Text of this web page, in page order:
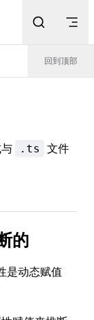
回到顶部
.ts
文件
的
是动态赋值